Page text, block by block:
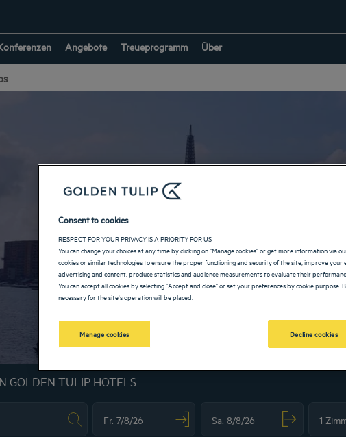
Angebote Treueprogramm Über
Hotels in Lagos
ZURÜCK ZUR SEITE FÜR DIE NIGERIA
GOLDEN TULIP HOTELS
Consent to cookies
RESPECT FOR YOUR PRIVACY IS A PRIORITY FOR US
You can change your choices at any time by clicking on "Manage cookies" or get more information via
cookies or similar technologies to ensure the proper functioning and security of the site, improve
advertising and content, produce statistics and audience measurements to evaluate their
You can accept all cookies by selecting "Accept and close" or set your preferences by cookie purpose.
necessary for the site's operation will be placed.
Manage cookies Decline cookies